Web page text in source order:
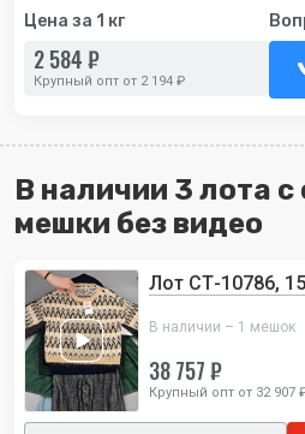
Цена за 1 кг
2 584 ₽
Крупный опт от 2 194 ₽
В наличии 3 лота с
мешки без видео
Лот СТ-10786,
В наличии – 1 мешок
38 757 ₽
Крупный опт от 32 907